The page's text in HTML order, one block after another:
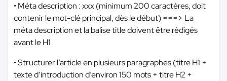
• Méta description : xxx (minimum 200 caractères, doit
contenir le mot-clé principal, dès le début) ===> La
méta description et la balise title doivent être rédigés
avant le H1
• Structurer l’article en plusieurs paragraphes (titre H1 +
texte d’introduction d’environ 150 mots + titre H2 +